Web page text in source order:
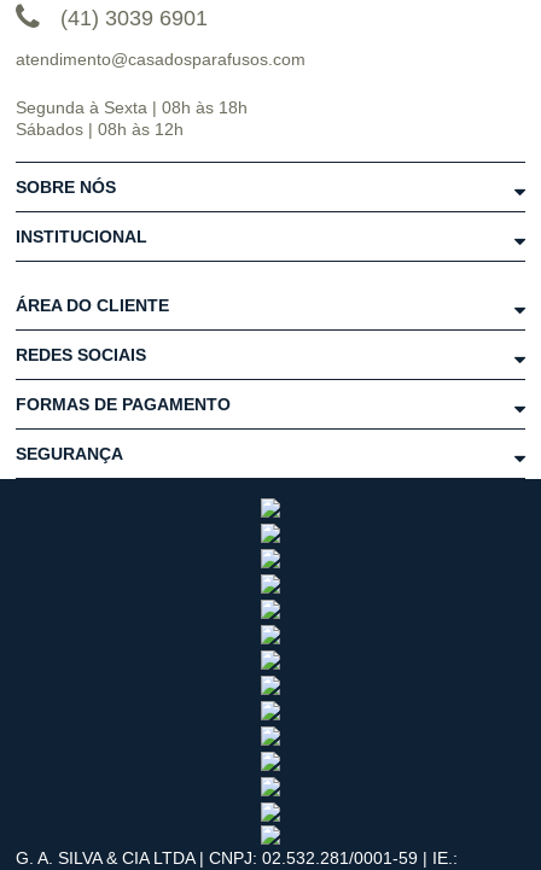
(41) 3039 6901
atendimento@casadosparafusos.com
Segunda à Sexta | 08h às 18h
Sábados | 08h às 12h
SOBRE NÓS
INSTITUCIONAL
ÁREA DO CLIENTE
REDES SOCIAIS
FORMAS DE PAGAMENTO
SEGURANÇA
G. A. SILVA & CIA LTDA | CNPJ: 02.532.281/0001-59 | IE.: